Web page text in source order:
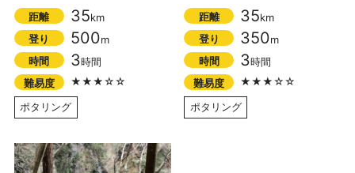
距離 35km
登り
500m
時間
3時間
難易度
★★★☆☆
ポタリング
距離 35km
登り
350m
時間
3時間
難易度
★★★☆☆
ポタリング